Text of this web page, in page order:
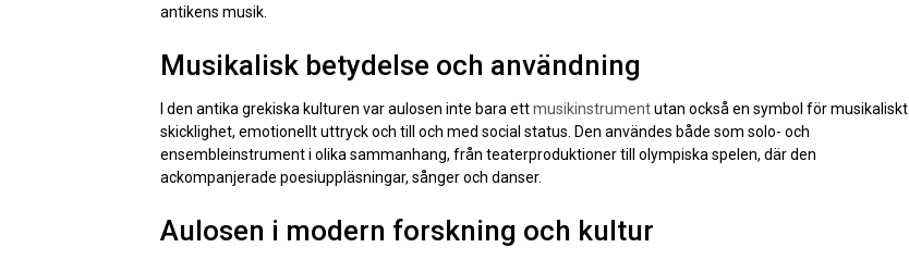
antikens musik.
Musikalisk betydelse och användning
I den antika grekiska kulturen var aulosen inte bara ettmusikinstrumentutan också en symbol för musikaliskt
skicklighet, emotionellt uttryck och till och med social status. Den användes både som solo- och
ensembleinstrument i olika sammanhang, från teaterproduktioner till olympiska spelen, där den
ackompanjerade poesiuppläsningar, sånger och danser.
Aulosen i modern forskning och kultur